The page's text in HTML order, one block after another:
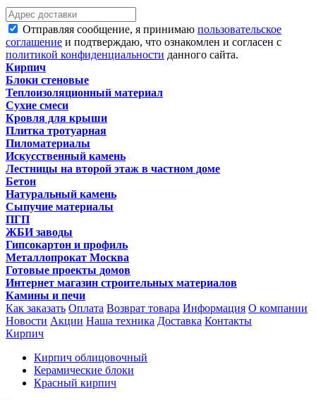
Отправляя сообщение, я принимаю пользовательское
соглашение и подтверждаю, что ознакомлен и согласен с
политикой конфиденциальности данного сайта.
Кирпич
Блоки стеновые
Теплоизоляционный материал
Сухие смеси
Кровля для крыши
Плитка тротуарная
Пиломатериалы
Искусственный камень
Лестницы на второй этаж в частном доме
Бетон
Натуральный камень
Сыпучие материалы
ПГП
ЖБИ заводы
Гипсокартон и профиль
Металлопрокат Москва
Готовые проекты домов
Интернет магазин строительных материалов
Камины и печи
Как заказать Оплата Возврат товара Информация О компании
Новости Акции Наша техника Доставка Контакты
Кирпич
Кирпич облицовочный
Керамические блоки
Красный кирпич